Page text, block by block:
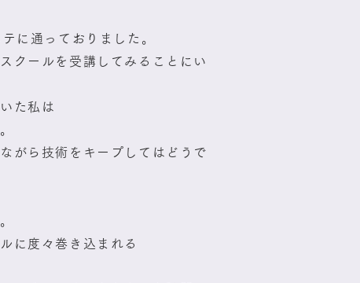
に通っておりました。
クールを受講してみることにい
た私は
がら技術をキープしてはどうで
に度々巻き込まれる